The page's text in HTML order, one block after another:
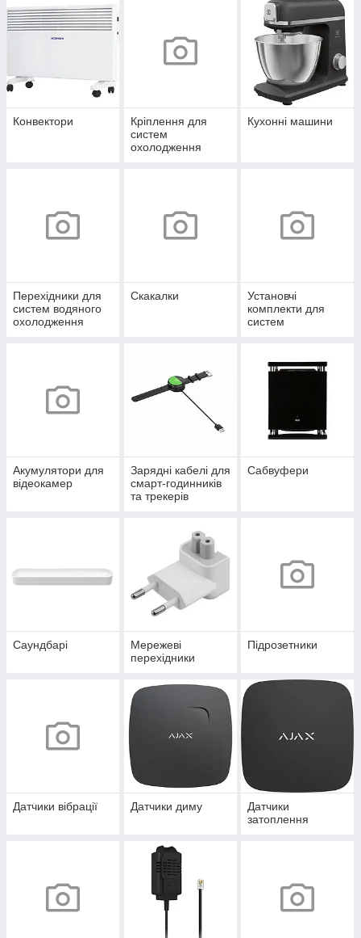
Конвектори
Кріплення для
систем
охолодження
Кухонні машини
Перехідники для
систем водяного
охолодження
Скакалки
Установчі
комплекти для
систем
Акумулятори для
відеокамер
Зарядні кабелі для
смарт-годинників
та трекерів
Сабвуфери
Саундбарі
Мережеві
перехідники
Підрозетники
Датчики вібрації Датчики диму
Датчики
затоплення